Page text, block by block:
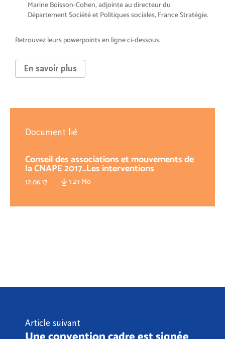
Marine Boisson-Cohen, adjointe au directeur du
Département Société et Politiques sociales, France Stratégie.
Retrouvez leurs powerpoints en ligne ci-dessous.
En savoir plus
Document lié
Conseil des associations et mouvements de
la CNAPE 2017_Les interventions
12.06.17 1.23 Mo
Article suivant
Une convention cadre est signée